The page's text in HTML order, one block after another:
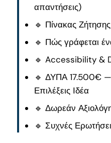
απαντήσεις)
🔹 Πίνακας Ζήτησης
🔹 Πώς γράφεται
🔹 Accessibility &
🔹 ΔΥΠΑ 17.500€
Επιλέξεις Ιδέα
🔹 Δωρεάν
🔹 Συχνές